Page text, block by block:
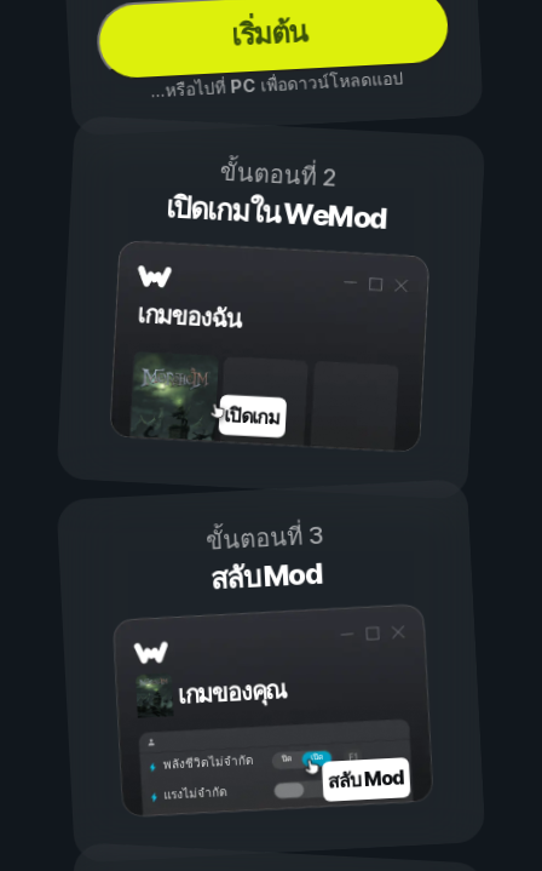
เริ่มต้น
...หรือไปที่ PCเพื่อดาวน์โหลดแอป
ขั้นตอนที่ 2
เปิดเกมใน WeMod
เกมของฉัน
เปิดเกม
ขั้นตอนที่ 3
สลับ Mod
เกมของคุณ
เปิด
ปิด
พลังชีวิตไม่จำกัด
แรงไม่จำกัด สลับ Mod